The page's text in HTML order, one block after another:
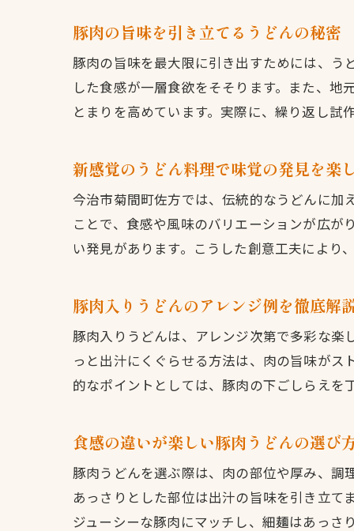
豚肉の旨味を引き立てるうどんの秘密
豚肉の旨味を最大限に引き出すためには、
した食感が一層食欲をそそります。また、
とまりを高めています。実際に、繰り返し試
新感覚のうどん料理で味覚の発見を楽
今治市菊間町佐方では、伝統的なうどんに加
ことで、食感や風味のバリエーションが広
い発見があります。こうした創意工夫により
豚肉入りうどんのアレンジ例を徹底解
豚肉入りうどんは、アレンジ次第で多彩な楽
っと出汁にくぐらせる方法は、肉の旨味が
的なポイントとしては、豚肉の下ごしらえを
食感の違いが楽しい豚肉うどんの選び
豚肉うどんを選ぶ際は、肉の部位や厚み、調
あっさりとした部位は出汁の旨味を引き立
ジューシーな豚肉にマッチし、細麺はあっさ